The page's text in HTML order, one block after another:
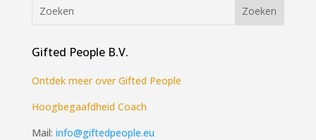
Gifted People B.V.
Ontdek meer over Gifted People
Hoogbegaafdheid Coach
Mail: info@giftedpeople.eu